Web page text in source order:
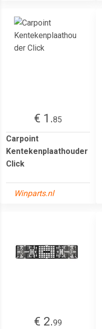
€ 1.85
Carpoint
Kentekenplaathouder
Click
Winparts.nl
€ 2.99